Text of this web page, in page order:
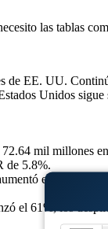
las tablas
de EE. UU.
Unidos
mil millones
de 5.8%.
en un 88%,
el 61%, los